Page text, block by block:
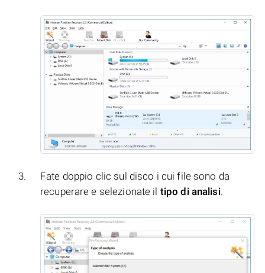
Fate doppio clic sul disco i cui file sono da
recuperare e selezionate il tipo di analisi.